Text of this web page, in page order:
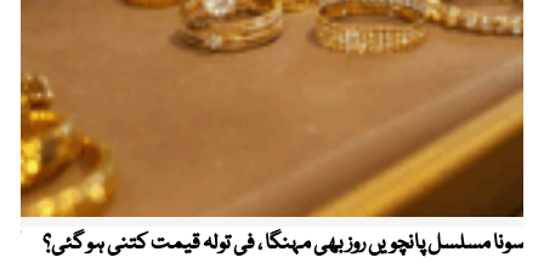
سونا مسلسل پانچویں روز بھی مہنگا ، فی تولہ قیمت کتنی ہو گئی؟